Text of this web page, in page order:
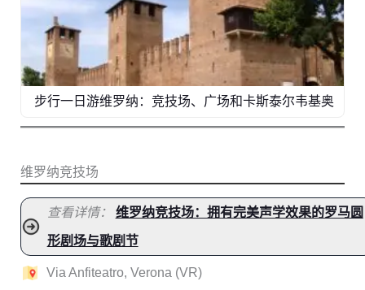
步行一日游维罗纳：竞技场、广场和卡斯泰尔韦基奥
维罗纳竞技场
查看详情： 维罗纳竞技场：拥有完美声学效果的罗马圆
形剧场与歌剧节
Via Anfiteatro, Verona (VR)